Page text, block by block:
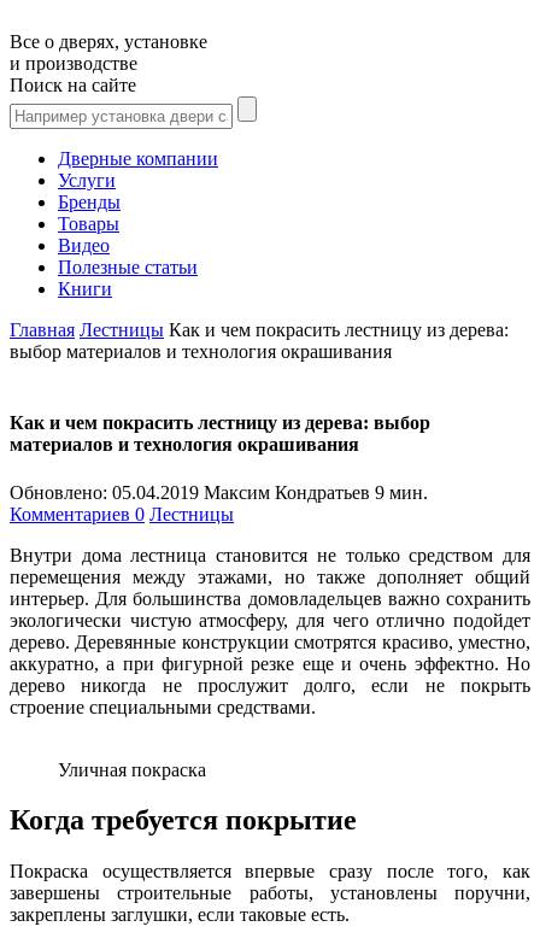
Все о дверях, установке
и производстве
Поиск на сайте
Дверные компании
Услуги
Бренды
Товары
Видео
Полезные статьи
Книги
Главная Лестницы Как и чем покрасить лестницу из дерева:
выбор материалов и технология окрашивания
Как и чем покрасить лестницу из дерева: выбор
материалов и технология окрашивания
Обновлено: 05.04.2019 Максим Кондратьев 9 мин.
Комментариев 0 Лестницы
Внутри дома лестница становится не только средством для
перемещения между этажами, но также дополняет общий
интерьер. Для большинства домовладельцев важно сохранить
экологически чистую атмосферу, для чего отлично подойдет
дерево. Деревянные конструкции смотрятся красиво, уместно,
аккуратно, а при фигурной резке еще и очень эффектно. Но
дерево никогда не прослужит долго, если не покрыть
строение специальными средствами.
Уличная покраска
Когда требуется покрытие
Покраска осуществляется впервые сразу после того, как
завершены строительные работы, установлены поручни,
закреплены заглушки, если таковые есть.